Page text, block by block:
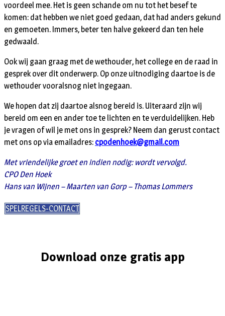
voordeel mee. Het is geen schande om nu tot het besef te
komen: dat hebben we niet goed gedaan, dat had anders gekund
en gemoeten. Immers, beter ten halve gekeerd dan ten hele
gedwaald.
Ook wij gaan graag met de wethouder, het college en de raad in
gesprek over dit onderwerp. Op onze uitnodiging daartoe is de
wethouder vooralsnog niet ingegaan.
We hopen dat zij daartoe alsnog bereid is. Uiteraard zijn wij
bereid om een en ander toe te lichten en te verduidelijken. Heb
je vragen of wil je met ons in gesprek? Neem dan gerust contact
met ons op via emailadres: cpodenhoek@gmail.com
Met vriendelijke groet en indien nodig: wordt vervolgd.
CPO Den Hoek
Hans van Wijnen – Maarten van Gorp – Thomas Lommers
SPELREGELS-CONTACT
Download onze gratis app